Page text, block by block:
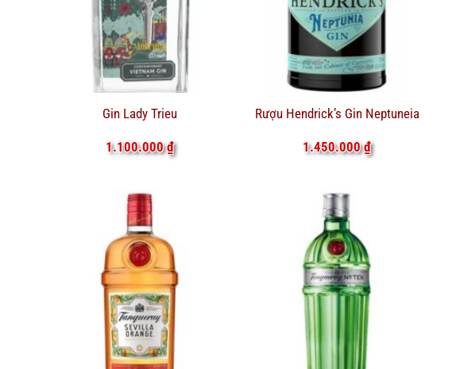
Gin Lady Trieu
1.100.000₫
Rượu Hendrick’s Gin Neptuneia
1.450.000₫